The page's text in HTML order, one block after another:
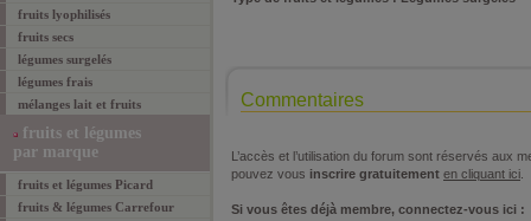
fruits lyophilisés
fruits secs
légumes surgelés
légumes frais
mélanges lait et fruits
fruits et légumes
par marque
fruits et légumes Picard
fruits & légumes Carrefour
Commentaires
L’accès et l’utilisation du forum sont réservés aux
pouvez vous inscrire gratuitement en cliquant ici
Si vous êtes déjà membre, connectez-vous ici :